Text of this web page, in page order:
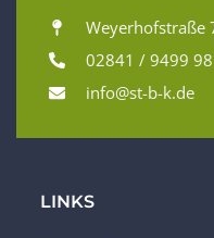
Weyerhofstraße
02841 / 9499
info@st-b-k.de
LINKS